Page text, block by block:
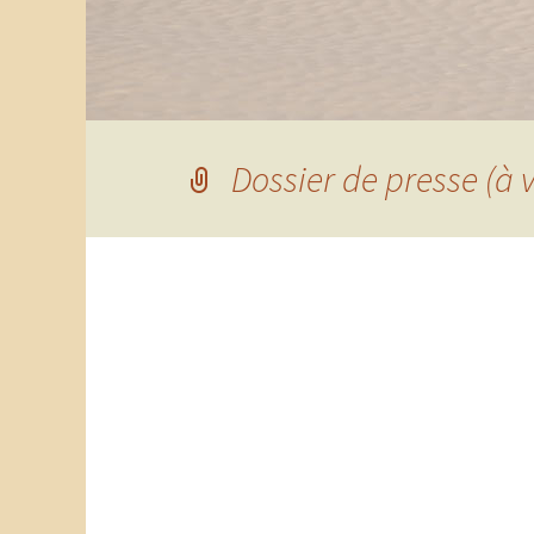
Dossier de presse (à